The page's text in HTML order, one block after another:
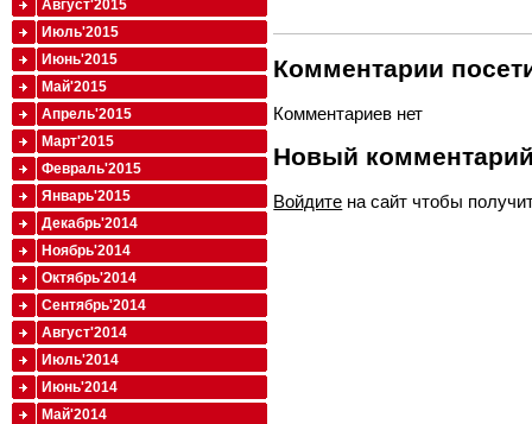
Комментарии
Комментариев нет
Новый
Войдите на сайт чтобы
Август'2015
Июль'2015
Июнь'2015
Май'2015
Апрель'2015
Март'2015
Февраль'2015
Январь'2015
Декабрь'2014
Ноябрь'2014
Октябрь'2014
Сентябрь'2014
Август'2014
Июль'2014
Июнь'2014
Май'2014